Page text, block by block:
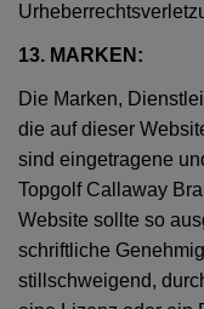
13. MARKEN:
Die Marken,
die auf dieser
sind eingetragene
Topgolf Callaway
Website sollte so
schriftliche
stillschweigend,